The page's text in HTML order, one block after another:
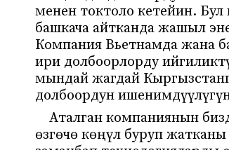
менен токтоло кетейин.
башкача айтканда жашыл
Компания Вьетнамда жана
ири долбоорлорду
мындай жагдай
долбоордун
Аталган компаниянын
өзгөчө көңүл буруп